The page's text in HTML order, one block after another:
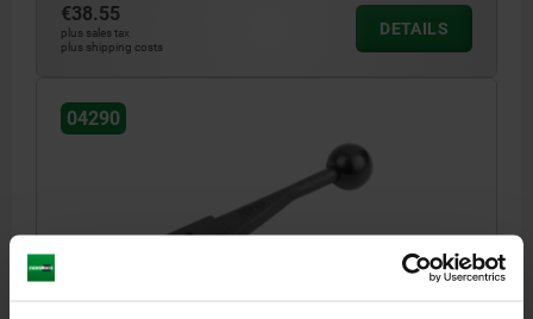
€38.55
plus sales tax
plus shipping costs
DETAILS
04290